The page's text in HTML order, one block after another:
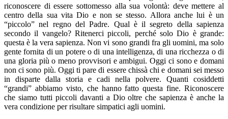
riconoscere di essere sottomesso alla sua volontà: deve mettere al
centro della sua vita Dio e non se stesso. Allora anche lui è un
“piccolo” nel regno del Padre. Qual è il segreto della sapienza
secondo il vangelo? Ritenerci piccoli, perché solo Dio è grande:
questa è la vera sapienza. Non vi sono grandi fra gli uomini, ma solo
gente fornita di un potere o di una intelligenza, di una ricchezza o di
una gloria più o meno provvisori e ambigui. Oggi ci sono e domani
non ci sono più. Oggi ti pare di essere chissà chi e domani sei messo
in disparte dalla storia e cadi nella polvere. Quanti cosiddetti
“grandi” abbiamo visto, che hanno fatto questa fine. Riconoscere
che siamo tutti piccoli davanti a Dio oltre che sapienza è anche la
vera condizione per risultare simpatici agli uomini.